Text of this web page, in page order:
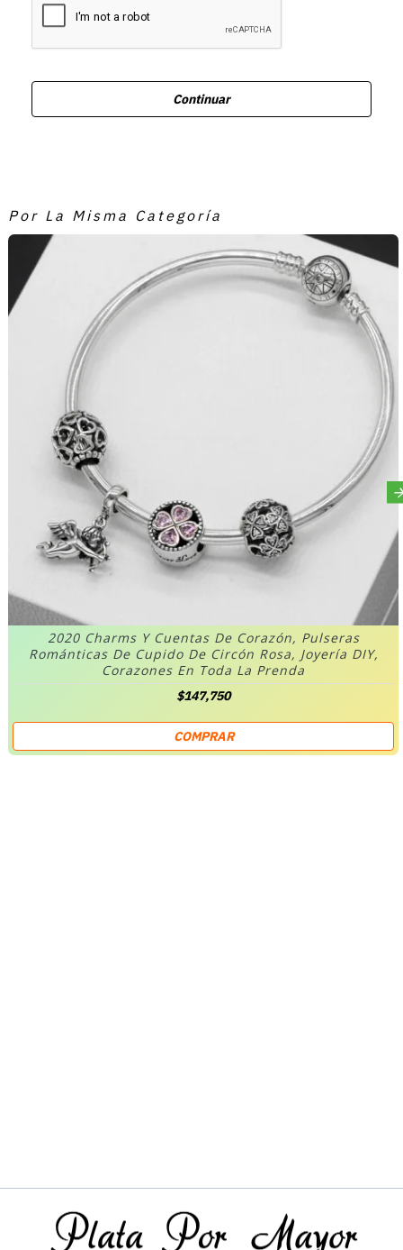
Continuar
Por La Misma Categoría
2020 Charms Y Cuentas De Corazón, Pulseras
Románticas De Cupido De Circón Rosa, Joyería DIY,
Corazones En Toda La Prenda
$147,750
COMPRAR